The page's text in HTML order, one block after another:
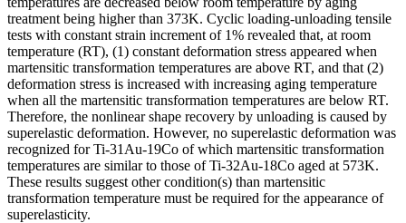
treatment being higher than 373K. Cyclic loading-unloading tensile
tests with constant strain increment of 1% revealed that, at room
temperature (RT), (1) constant deformation stress appeared when
martensitic transformation temperatures are above RT, and that (2)
deformation stress is increased with increasing aging temperature
when all the martensitic transformation temperatures are below RT.
Therefore, the nonlinear shape recovery by unloading is caused by
superelastic deformation. However, no superelastic deformation was
recognized for Ti-31Au-19Co of which martensitic transformation
temperatures are similar to those of Ti-32Au-18Co aged at 573K.
These results suggest other condition(s) than martensitic
transformation temperature must be required for the appearance of
superelasticity.